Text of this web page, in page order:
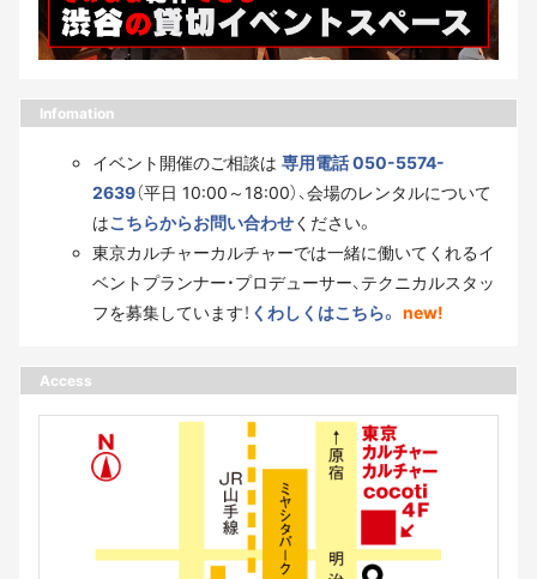
Infomation
イベント開催のご相談は 専用電話 050-5574-
2639（平日 10:00～18:00）、会場のレンタルについて
はこちらからお問い合わせください。
東京カルチャーカルチャーでは一緒に働いてくれるイ
ベントプランナー・プロデューサー、テクニカルスタッ
フを募集しています！ くわしくはこちら。 new!
Access